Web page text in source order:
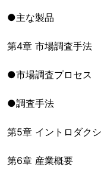
●主な製品
第4章 市場調査手法
●市場調査プロセス
●調査手法
第5章 イントロダク
第6章 産業概要